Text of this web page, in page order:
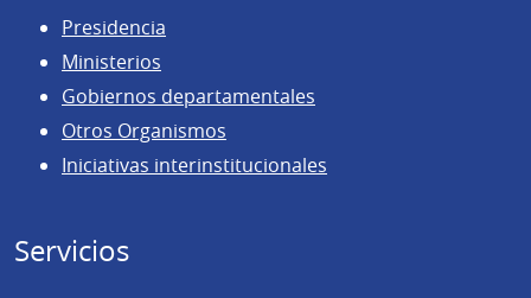
Presidencia
Ministerios
Gobiernos departamentales
Otros Organismos
Iniciativas interinstitucionales
Servicios